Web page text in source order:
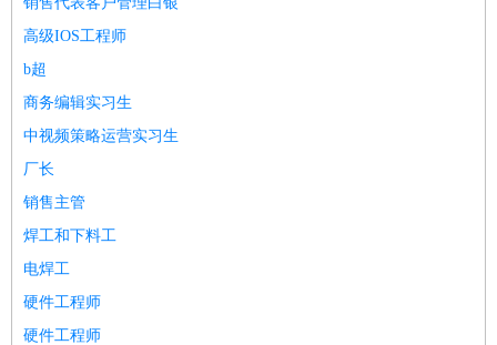
高级IOS工程师
b超
商务编辑实习生
中视频策略运营实习生
厂长
销售主管
焊工和下料工
电焊工
硬件工程师
硬件工程师